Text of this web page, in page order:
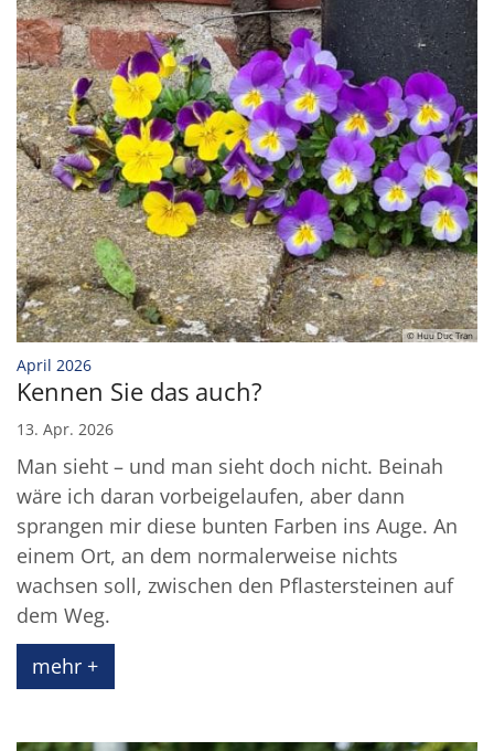
© Huu Duc Tran
April 2026:
Kennen Sie das auch?
13. Apr. 2026
Man sieht – und man sieht doch nicht. Beinah
wäre ich daran vorbeigelaufen, aber dann
sprangen mir diese bunten Farben ins Auge. An
einem Ort, an dem normalerweise nichts
wachsen soll, zwischen den Pflastersteinen auf
dem Weg.
mehr +